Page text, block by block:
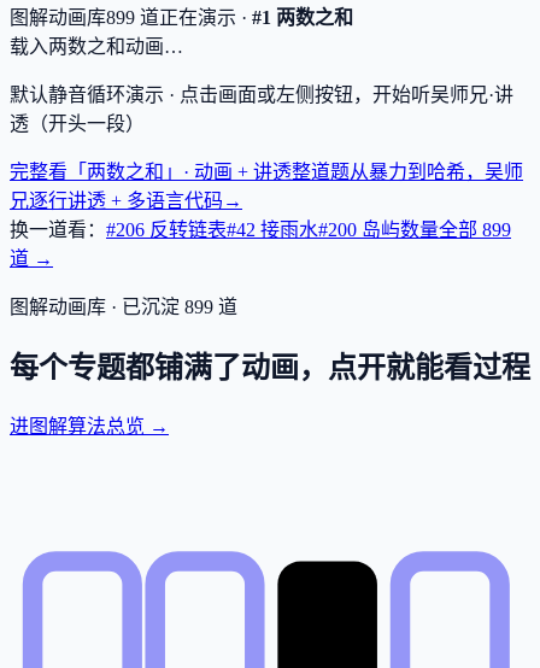
图解动画库899 道正在演示 · #1 两数之和
载入两数之和动画…
默认静音循环演示 · 点击画面或左侧按钮，开始听吴师兄·讲
透（开头一段）
完整看「两数之和」· 动画 + 讲透整道题从暴力到哈希，吴师
兄逐行讲透 + 多语言代码 →
换一道看： #206 反转链表#42 接雨水#200 岛屿数量全部 899
道 →
图解动画库 · 已沉淀 899 道
每个专题都铺满了动画，点开就能看过程
进图解算法总览 →